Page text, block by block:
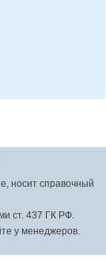
носит справочный
ст. 437 ГК РФ.
у менеджеров.